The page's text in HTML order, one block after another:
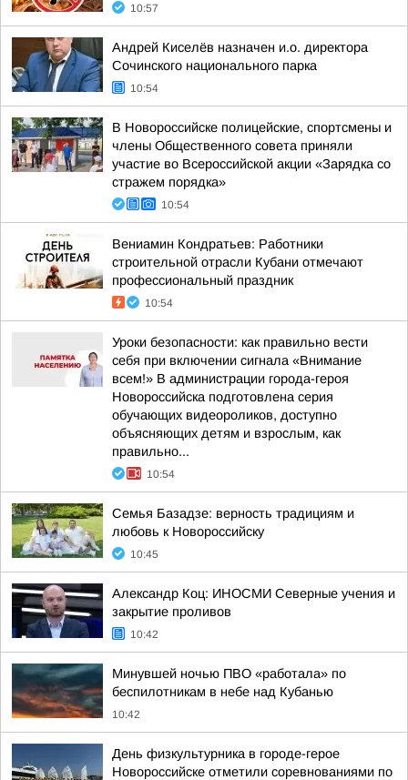
10:57
Андрей Киселёв назначен и.о. директора
Сочинского национального парка
10:54
В Новороссийске полицейские, спортсмены и
члены Общественного совета приняли
участие во Всероссийской акции «Зарядка со
стражем порядка»
10:54
Вениамин Кондратьев: Работники
строительной отрасли Кубани отмечают
профессиональный праздник
10:54
Уроки безопасности: как правильно вести
себя при включении сигнала «Внимание
всем!» В администрации города-героя
Новороссийска подготовлена серия
обучающих видеороликов, доступно
объясняющих детям и взрослым, как
правильно...
10:54
Семья Базадзе: верность традициям и
любовь к Новороссийску
10:45
Александр Коц: ИНОСМИ Северные учения и
закрытие проливов
10:42
Минувшей ночью ПВО «работала» по
беспилотникам в небе над Кубанью
10:42
День физкультурника в городе-герое
Новороссийске отметили соревнованиями по